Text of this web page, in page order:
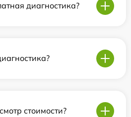
диагностика?
стоимости?